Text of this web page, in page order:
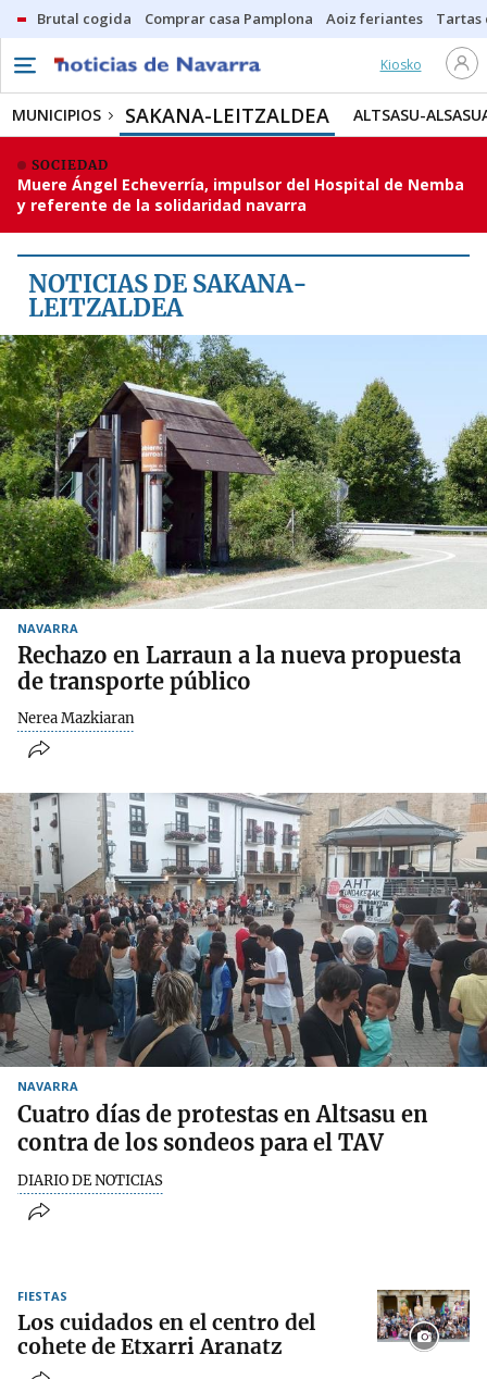
Brutal cogida Comprar casa Pamplona Aoiz feriantes Tartas
Kiosko
MUNICIPIOS SAKANA-LEITZALDEA ALTSASU-
SOCIEDAD
Muere Ángel Echeverría, impulsor del Hospital de Nemba
y referente de la solidaridad navarra
NOTICIAS DE SAKANA-
LEITZALDEA
NAVARRA
Rechazo en Larraun a la nueva propuesta
de transporte público
Nerea Mazkiaran
NAVARRA
Cuatro días de protestas en Altsasu en
contra de los sondeos para el TAV
DIARIO DE NOTICIAS
FIESTAS
Los cuidados en el centro del
cohete de Etxarri Aranatz
MUNICIPIOS
SAKANA-LEITZALDEA
LEITZA
IRURTZUN
LEKUNBERRI
OLAZTI-OLAZAGUTÍA